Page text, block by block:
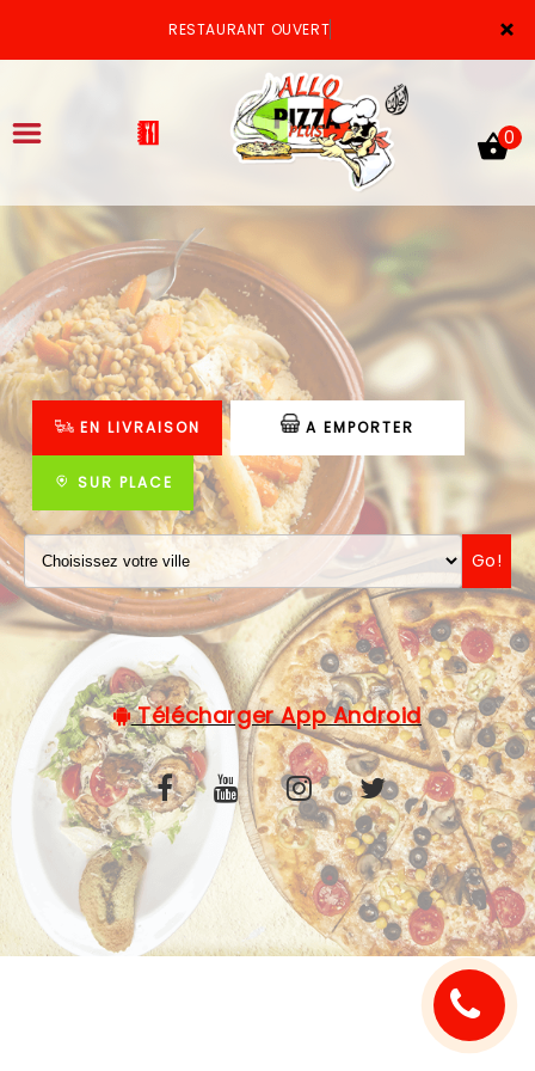
×
RESTAURANT OUVERT
ACCUEIL
LA CARTE
VOTRE COMPTE
NOTRE RESTAURANT
VOS AVIS
MENTIONS LÉGALES
0
EN LIVRAISON A EMPORTER
SUR PLACE
Go!
Télécharger App Android